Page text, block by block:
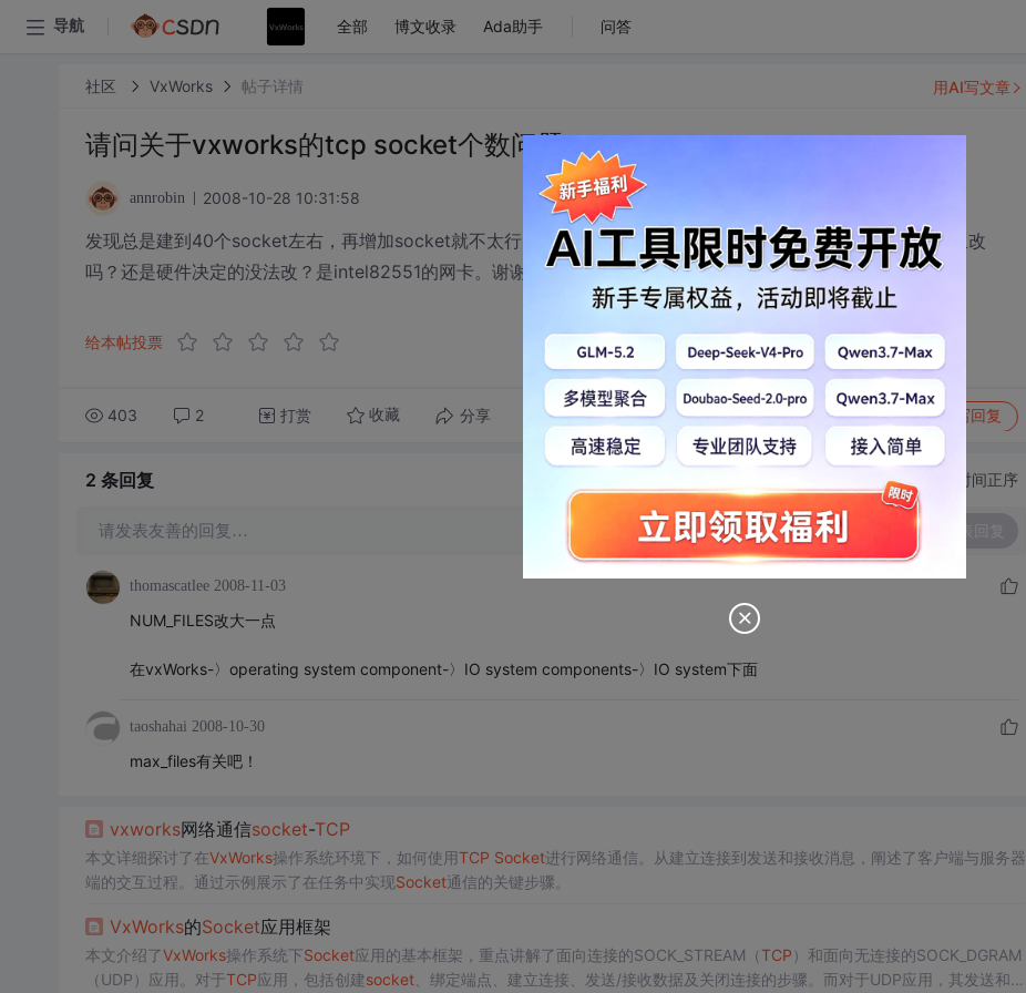
导航 全部 博文收录 Ada助手 问答
社区 VxWorks 帖子详情
请问关于vxworks的tcp socket个数问题
annrobin 2008-10-28 10:31:58
发现总是建到40个socket左右，再增加socket就不太行了。请问这个socket的数量可以在vxworks的哪个参数里改
吗？还是硬件决定的没法改？是intel82551的网卡。谢谢各位！
给本帖投票
403 2 打赏 收藏 分享 转发到动态 举报 写回复
用AI写文章
2 条回复 切换为时间正序
请发表友善的回复…
thomascatlee 2008-11-03
NUM_FILES改大一点
在vxWorks-〉operating system component-〉IO system components-〉IO system下面
taoshahai 2008-10-30
max_files有关吧！
vxworks网络通信socket-TCP
本文详细探讨了在VxWorks操作系统环境下，如何使用TCP Socket进行网络通信。从建立连接到发送和接收消息，阐述了客户端与服务器
端的交互过程。通过示例展示了在任务中实现Socket通信的关键步骤。
VxWorks的Socket应用框架
本文介绍了VxWorks操作系统下Socket应用的基本框架，重点讲解了面向连接的SOCK_STREAM（TCP ）和面向无连接的SOCK_DGRAM
（UDP）应用。对于TCP应用，包括创建socket、绑定端点、建立连接、发送/接收数据及关闭连接的步骤。而对于UDP应用，其发送和接